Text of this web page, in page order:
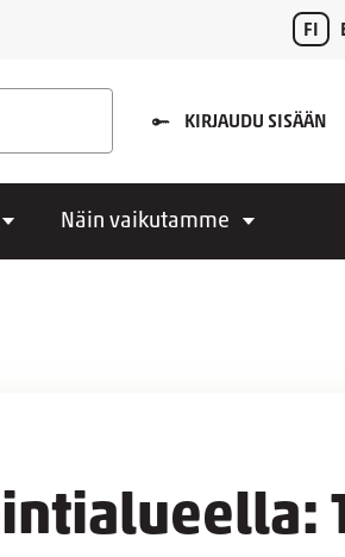
FI
KIRJAUDU SISÄÄN
Näin vaikutamme